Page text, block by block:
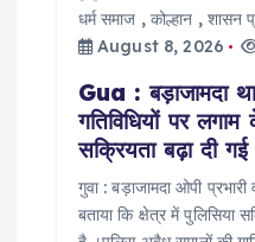
धर्म समाज ,कोल्हान , शासन
August 8, 2026
Gua : बड़ाजामदा
गतिविधियों पर
सक्रियता बढ़ा दी
गुवा : बड़ाजामदा ओपी प्रभारी
बताया कि क्षेत्र में पुलिसिया